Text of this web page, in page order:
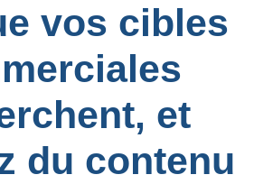
vos cibles
et
du contenu